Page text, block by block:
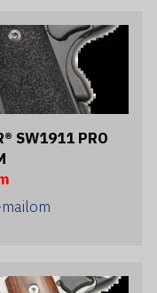
SW1911 PRO